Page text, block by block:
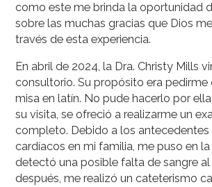
como este me brinda la oportunidad
sobre las muchas gracias que Dios
través de esta experiencia.
En abril de 2024, la Dra. Christy Mills
consultorio. Su propósito era pedirme
misa en latín. No pude hacerlo por
su visita, se ofreció a realizarme un
completo. Debido a los
cardíacos en mi familia, me puso en
detectó una posible falta de sangre
después, me realizó un cateterismo